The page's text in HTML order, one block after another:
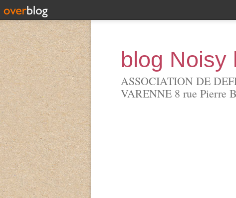
blog Noisy
ASSOCIATION DE
VARENNE 8 rue Pierre